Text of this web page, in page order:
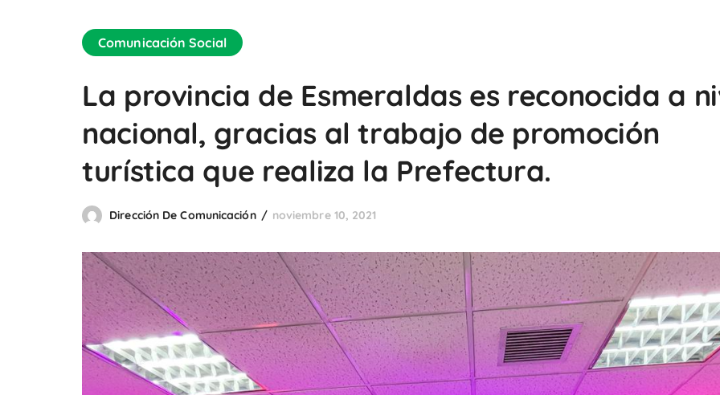
Comunicación Social
La provincia de Esmeraldas es reconocida a
nacional, gracias al trabajo de promoción
turística que realiza la Prefectura.
Dirección De Comunicación noviembre 10, 2021